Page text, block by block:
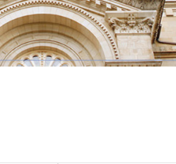
Programmes
Formation continue
Admissions